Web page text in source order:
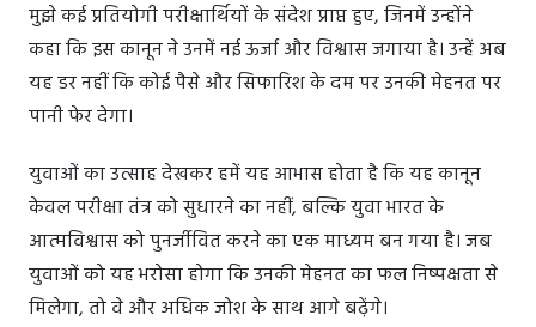
मुझे कई प्रतियोगी परीक्षार्थियों के संदेश प्राप्त हुए, जिनमें उन्होंने
कहा कि इस कानून ने उनमें नई ऊर्जा और विश्वास जगाया है। उन्हें अब
यह डर नहीं कि कोई पैसे और सिफारिश के दम पर उनकी मेहनत पर
पानी फेर देगा।
युवाओं का उत्साह देखकर हमें यह आभास होता है कि यह कानून
केवल परीक्षा तंत्र को सुधारने का नहीं, बल्कि युवा भारत के
आत्मविश्वास को पुनर्जीवित करने का एक माध्यम बन गया है। जब
युवाओं को यह भरोसा होगा कि उनकी मेहनत का फल निष्पक्षता से
मिलेगा, तो वे और अधिक जोश के साथ आगे बढ़ेंगे।